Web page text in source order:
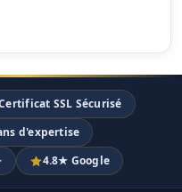
SSL Sécurisé
d'expertise
4.8★ Google